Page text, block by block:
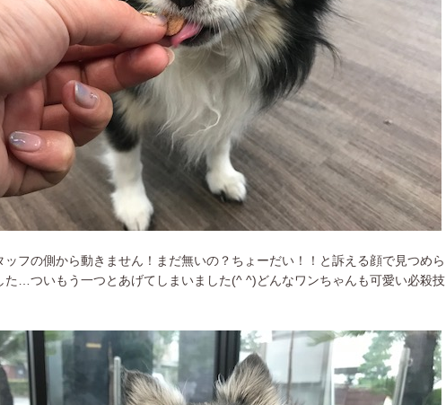
ッフの側から動きません！まだ無いの？ちょーだい！！と訴える顔で見つめら
…ついもう一つとあげてしまいました(^ ^)どんなワンちゃんも可愛い必殺技